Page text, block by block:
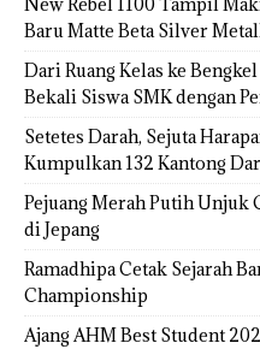
Baru Matte Beta Silver
Dari Ruang Kelas ke
Bekali Siswa SMK dengan
Setetes Darah, Sejuta
Kumpulkan 132 Kantong
Pejuang Merah Putih Unjuk
di Jepang
Ramadhipa Cetak Sejarah
Championship
Ajang AHM Best Student